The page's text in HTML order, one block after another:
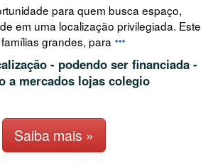
para quem busca espaço,
em uma localização privilegiada. Este
grandes, para
- podendo ser financiada -
a mercados lojas colegio
Saiba mais »